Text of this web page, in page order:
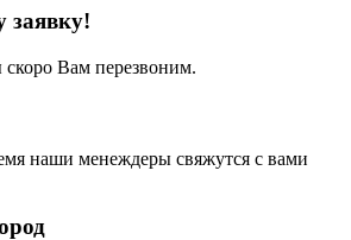
заявку!
Вам перезвоним.
наши менеждеры свяжутся с вами